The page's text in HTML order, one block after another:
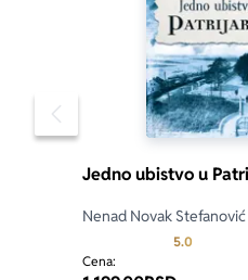
Pomeranje sadržaja
Jedno ubistvo u
Nenad Novak Stefanović
5.0
Cena: